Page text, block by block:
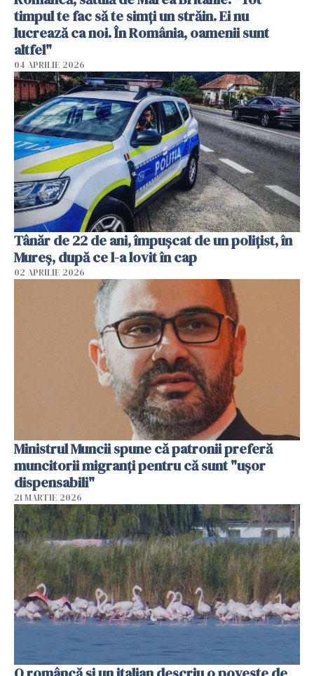
timpul te fac să te simți un străin. Ei nu
lucrează ca noi. În România, oamenii sunt
altfel"
04 APRILIE 2026
Tânăr de 22 de ani, împușcat de un polițist, în
Mureș, după ce l-a lovit în cap
02 APRILIE 2026
Ministrul Muncii spune că patronii preferă
muncitorii migranți pentru că sunt "uşor
dispensabili"
21 MARTIE 2026